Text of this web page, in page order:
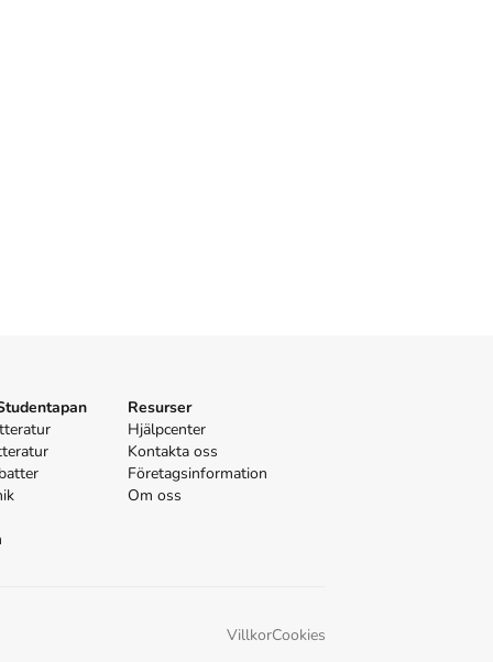
Resurser
Hjälpcenter
Kontakta oss
Företagsinformation
Om oss
VillkorCookies